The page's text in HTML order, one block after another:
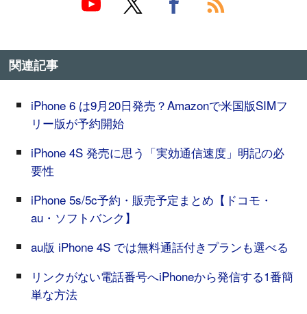
関連記事
iPhone 6 は9月20日発売？Amazonで米国版SIMフ
リー版が予約開始
iPhone 4S 発売に思う「実効通信速度」明記の必
要性
iPhone 5s/5c予約・販売予定まとめ【ドコモ・
au・ソフトバンク】
au版 iPhone 4S では無料通話付きプランも選べる
リンクがない電話番号へiPhoneから発信する1番簡
単な方法